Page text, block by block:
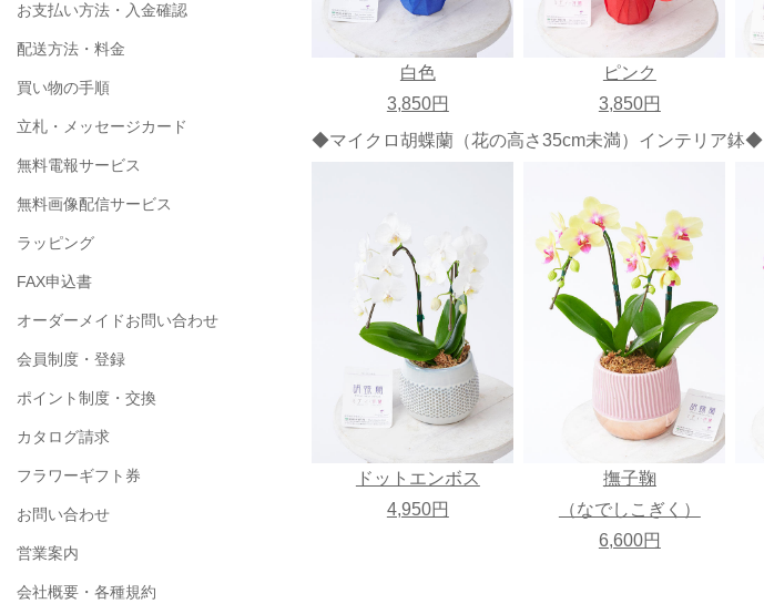
白色
3,850円
ピンク
3,850円
◆マイクロ胡蝶蘭（花の高さ35cm未満）インテリア鉢◆
ドットエンボス
4,950円
撫子鞠
（なでしこぎく）
6,600円
お支払い方法・入金確認
配送方法・料金
買い物の手順
立札・メッセージカード
無料電報サービス
無料画像配信サービス
ラッピング
FAX申込書
オーダーメイドお問い合わせ
会員制度・登録
ポイント制度・交換
カタログ請求
フラワーギフト券
お問い合わせ
営業案内
会社概要・各種規約